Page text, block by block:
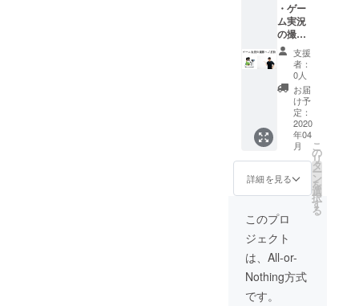
・ゲー
ム実況
の撮影
にご招
待いた
しま
す。
ゲーム
は未定
ですが
目標金
額に達
すれば
switch
も可能
です
が、 基
本PS４
のゲー
ムの撮
影で
す。 ・
支援
者：
0人
お届
け予
定：
2020
年04
月
詳細を見る
こ
の
リ
タ
ー
ン
を
選
択
す
る
このプロ
ジェクト
は、All-or-
Nothing方式
です。